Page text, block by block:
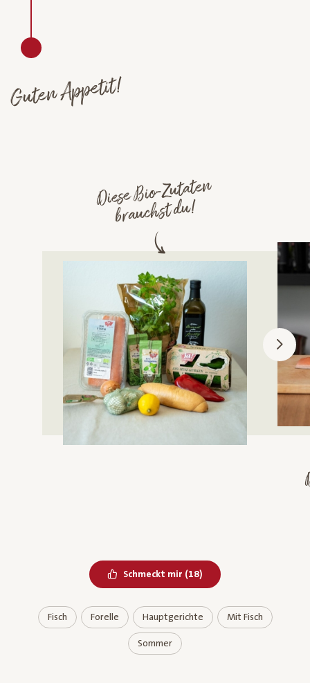
Guten Appetit!
Diese
Bio-Zutaten
brauchst du!
Schmeckt mir Bereits geliked
(18)
Fisch Forelle Hauptgerichte Mit Fisch
Sommer